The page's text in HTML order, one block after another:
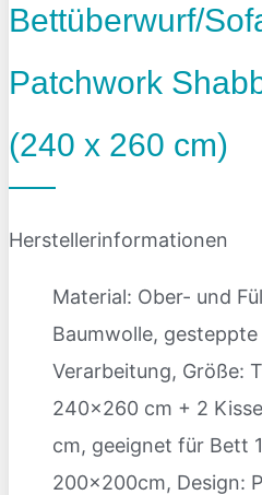
Bettüberwurf/
Patchwork
(240 x 260 cm)
Herstellerinformationen
Material: Ober- und
Baumwolle,
Verarbeitung, Größe:
240×260 cm + 2
cm, geeignet für Bett
200x200cm, Design: